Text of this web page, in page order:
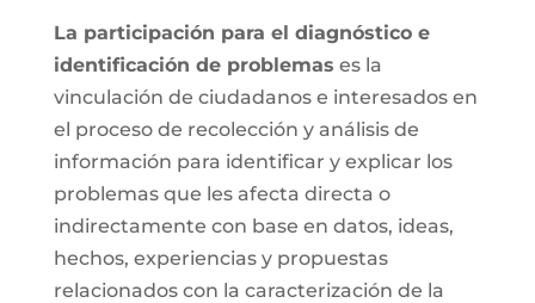
La participación para el diagnóstico e
identificación de problemas es la
vinculación de ciudadanos e interesados en
el proceso de recolección y análisis de
información para identificar y explicar los
problemas que les afecta directa o
indirectamente con base en datos, ideas,
hechos, experiencias y propuestas
relacionados con la caracterización de la